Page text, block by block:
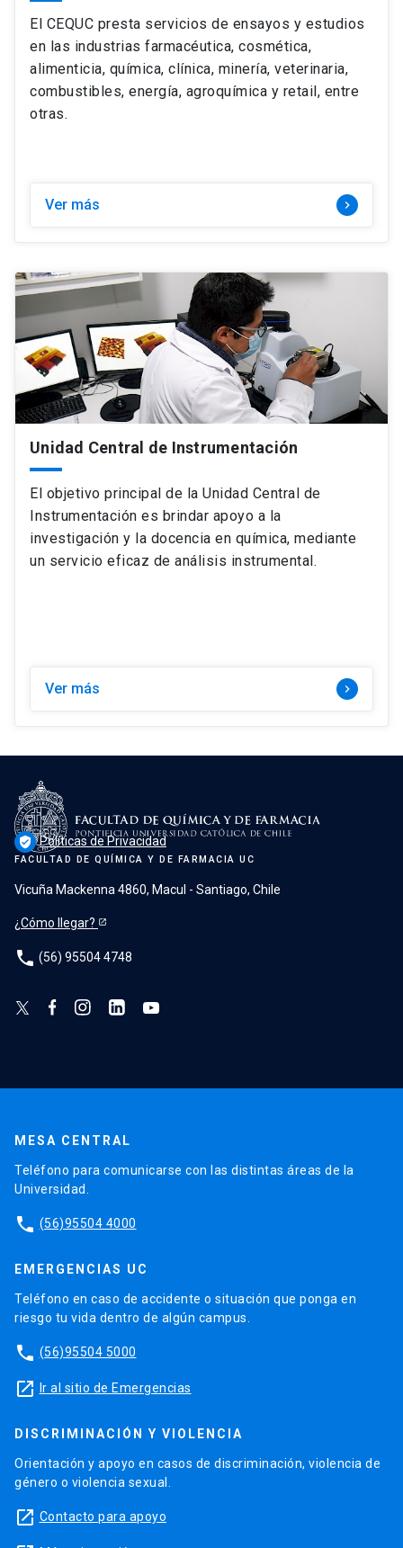
El CEQUC presta servicios de ensayos y estudios
en las industrias farmacéutica, cosmética,
alimenticia, química, clínica, minería, veterinaria,
combustibles, energía, agroquímica y retail, entre
otras.
Ver más keyboard_arrow_right
Unidad Central de Instrumentación
El objetivo principal de la Unidad Central de
Instrumentación es brindar apoyo a la
investigación y la docencia en química, mediante
un servicio eficaz de análisis instrumental.
Ver más keyboard_arrow_right
verified_user Políticas de Privacidad
FACULTAD DE QUÍMICA Y DE FARMACIA UC
Vicuña Mackenna 4860, Macul - Santiago, Chile
¿Cómo llegar?
phone (56) 95504 4748
MESA CENTRAL
Teléfono para comunicarse con las distintas áreas de la
Universidad.
phone (56)95504 4000
EMERGENCIAS UC
Teléfono en caso de accidente o situación que ponga en
riesgo tu vida dentro de algún campus.
phone (56)95504 5000
launch Ir al sitio de Emergencias
DISCRIMINACIÓN Y VIOLENCIA
Orientación y apoyo en casos de discriminación, violencia de
género o violencia sexual.
launch Contacto para apoyo